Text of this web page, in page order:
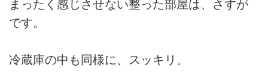
まったく感じさせない整った部屋は、さすが
です。
冷蔵庫の中も同様に、スッキリ。